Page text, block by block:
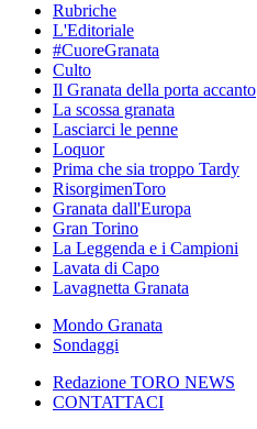
Rubriche
L'Editoriale
#CuoreGranata
Culto
Il Granata della porta accanto
La scossa granata
Lasciarci le penne
Loquor
Prima che sia troppo Tardy
RisorgimenToro
Granata dall'Europa
Gran Torino
La Leggenda e i Campioni
Lavata di Capo
Lavagnetta Granata
Mondo Granata
Sondaggi
Redazione TORO NEWS
CONTATTACI